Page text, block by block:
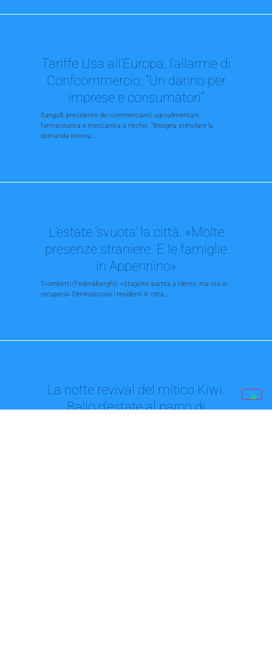
Tariffe Usa all’Europa, l’allarme di
Confcommercio: “Un danno per
imprese e consumatori”
Sangalli, presidente dei commercianti: agroalimentare,
farmaceutica e meccanica a rischio. “Bisogna stimolare la
domanda interna...
L’estate ‘svuota’ la città. «Molte
presenze straniere. E le famiglie
in Appennino»
Trombetti (Federalberghi): «Stagione partita a rilento, ma ora si
recupera» Diminuiscono i residenti in città,...
La notte revival del mitico Kiwi.
Ballo d’estate al parco di